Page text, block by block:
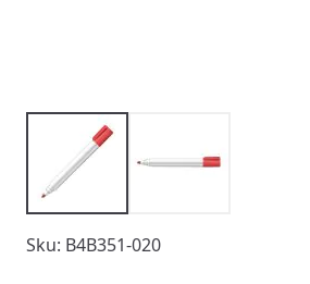
Sku: B4B351-020